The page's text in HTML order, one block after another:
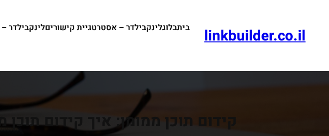
linkbuilder.co.il ביתבלוגלינקבילדר – אסטרטגיית קישוריםלינקבילדר
קידום תוכן ממומן: איך קידום